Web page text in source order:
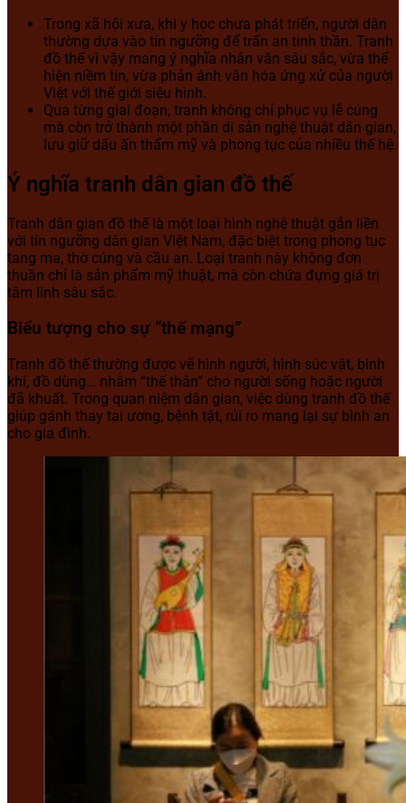
Trong xã hội xưa, khi y học chưa phát triển, người dân
thường dựa vào tín ngưỡng để trấn an tinh thần. Tranh
đồ thế vì vậy mang ý nghĩa nhân văn sâu sắc, vừa thể
hiện niềm tin, vừa phản ánh văn hóa ứng xử của người
Việt với thế giới siêu hình.
Qua từng giai đoạn, tranh không chỉ phục vụ lễ cúng
mà còn trở thành một phần di sản nghệ thuật dân gian,
lưu giữ dấu ấn thẩm mỹ và phong tục của nhiều thế hệ.
Ý nghĩa tranh dân gian đồ thế
Tranh dân gian đồ thế là một loại hình nghệ thuật gắn liền
với tín ngưỡng dân gian Việt Nam, đặc biệt trong phong tục
tang ma, thờ cúng và cầu an. Loại tranh này không đơn
thuần chỉ là sản phẩm mỹ thuật, mà còn chứa đựng giá trị
tâm linh sâu sắc.
Biểu tượng cho sự “thế mạng”
Tranh đồ thế thường được vẽ hình người, hình súc vật, binh
khí, đồ dùng… nhằm “thế thân” cho người sống hoặc người
đã khuất. Trong quan niệm dân gian, việc dùng tranh đồ thế
giúp gánh thay tai ương, bệnh tật, rủi ro mang lại sự bình an
cho gia đình.